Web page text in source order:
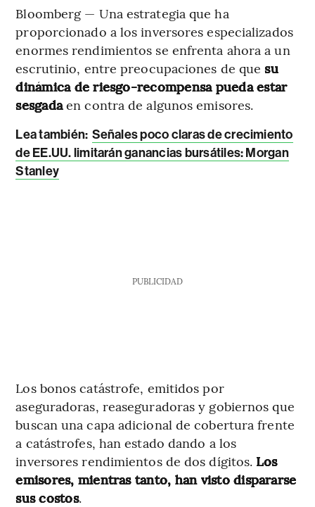
Bloomberg — Una estrategia que ha
proporcionado a los inversores especializados
enormes rendimientos se enfrenta ahora a un
escrutinio, entre preocupaciones de quesu
dinámica de riesgo-recompensa pueda estar
sesgadaen contra de algunos emisores.
Lea también: Señales poco claras de crecimiento
de EE.UU. limitarán ganancias bursátiles: Morgan
Stanley
PUBLICIDAD
Los bonos catástrofe, emitidos por
aseguradoras, reaseguradoras y gobiernos que
buscan una capa adicional de cobertura frente
a catástrofes, han estado dando a los
inversores rendimientos de dos dígitos. Los
emisores, mientras tanto, han visto dispararse
sus costos.